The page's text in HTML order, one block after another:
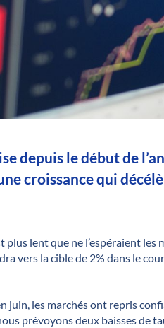
depuis le début de
croissance qui
plus lent que ne l’espéraient
vers la cible de 2% dans le
juin, les marchés ont repris
prévoyons deux baisses de